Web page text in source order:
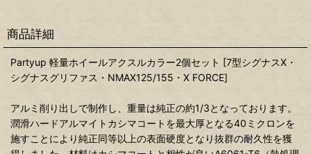
商品詳細
Partyup 軽量ホイールアクスルカラー2個セット [7型シグナスX・
シグナスグリファス・NMAX125/155・X FORCE]
アルミ削り出しで制作し、重量は純正の約1/3となっております。
潤滑ハードアルマイトカシマコートを最大厚となる40ミクロンを
施すことにより純正同等以上の表面硬度となり抜群の耐久性を獲